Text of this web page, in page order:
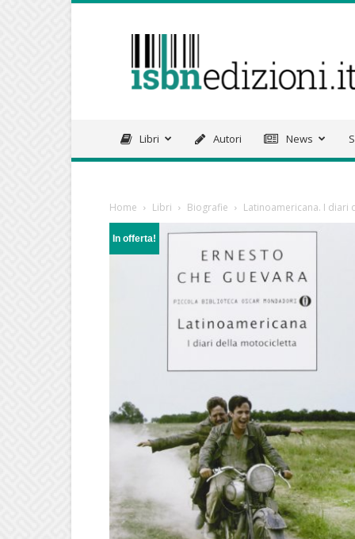
isbnedizioni.it
Libri Autori News
Home Libri Biografie Latinoamericana. I diari
In offerta!